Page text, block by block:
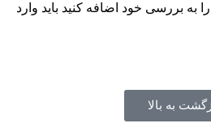
به بررسی خود اضافه کنید باید وارد
به بالا